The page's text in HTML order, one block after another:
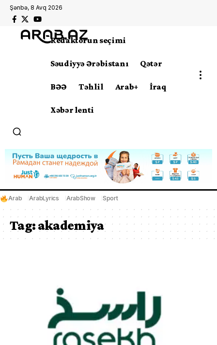
Şənbə, 8 Avq 2026
Redaktorun seçimi
Səudiyyə Ərəbistanı Qətər
BƏƏ Təhlil Arab+ İraq
Xəbər lenti
Arab ArabLyrics ArabShow Sport
Tag:akademiya